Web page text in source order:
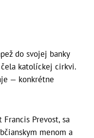
do svojej banky
katolíckej cirkvi.
— konkrétne
Francis Prevost, sa
menom a